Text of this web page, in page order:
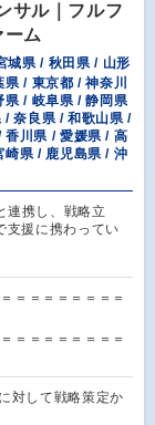
サル｜フルフ
ーム
城県 / 秋田県 / 山形
/ 東京都 / 神奈川
県 / 岐阜県 / 静岡県
/ 奈良県 / 和歌山県 /
香川県 / 愛媛県 / 高
崎県 / 鹿児島県 / 沖
連携し、戦略立
支援に携わってい
＝＝＝＝＝＝＝＝
＝＝＝＝＝＝＝＝
対して戦略策定か